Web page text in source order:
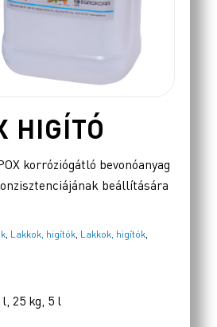
HIGÍTÓ
korróziógátló bevonóanyag
beállítására
, Lakkok, higítók, Lakkok, higítók,
25 kg, 5 l